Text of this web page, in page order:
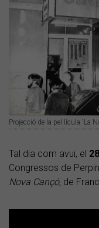
Projecció de la pel·lícula 'La
Tal dia com avui, el
Congressos de
Nova Cançó, de